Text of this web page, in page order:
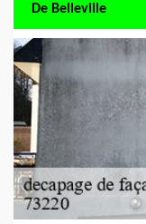
De Belleville